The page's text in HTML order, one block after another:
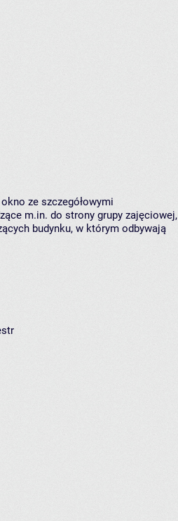
ze szczegółowymi
m.in. do strony grupy zajęciowej,
budynku, w którym odbywają